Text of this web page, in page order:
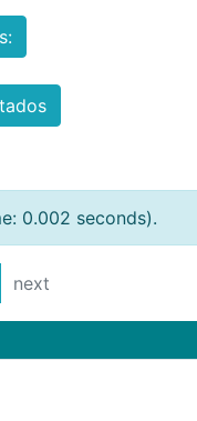
0.002 seconds).
next